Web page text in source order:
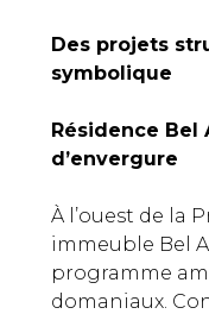
Des projets
symbolique
Résidence Bel
d’envergure
À l’ouest de la
immeuble Bel
programme
domaniaux.